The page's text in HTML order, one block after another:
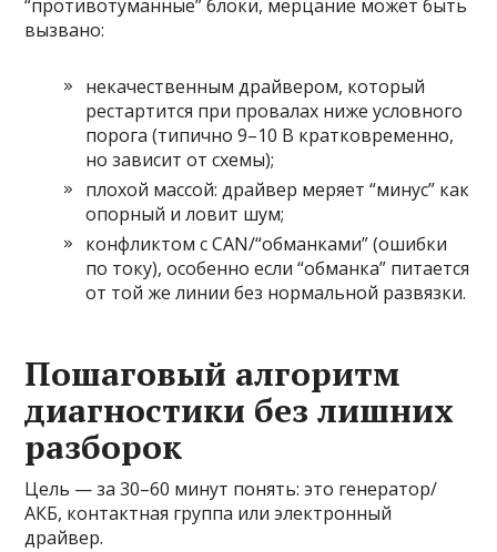
“противотуманные” блоки, мерцание может быть
вызвано:
некачественным драйвером, который
рестартится при провалах ниже условного
порога (типично 9–10 В кратковременно,
но зависит от схемы);
плохой массой: драйвер меряет “минус” как
опорный и ловит шум;
конфликтом с CAN/“обманками” (ошибки
по току), особенно если “обманка” питается
от той же линии без нормальной развязки.
Пошаговый алгоритм
диагностики без лишних
разборок
Цель — за 30–60 минут понять: это генератор/
АКБ, контактная группа или электронный
драйвер.